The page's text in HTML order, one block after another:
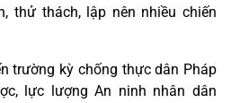
thử thách, lập nên nhiều chiến
trường kỳ chống thực dân Pháp
lực lượng An ninh nhân dân